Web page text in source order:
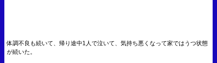
体調不良も続いて、帰り途中1人で泣いて、気持ち悪くなって家ではうつ状態
が続いた。